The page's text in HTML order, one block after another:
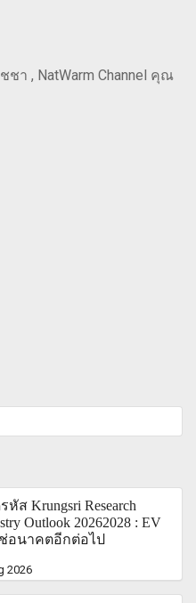
, NatWarm Channel คุณ
หัส Krungsri Research
Outlook 20262028 : EV
อนาคตอีกต่อไป
2026